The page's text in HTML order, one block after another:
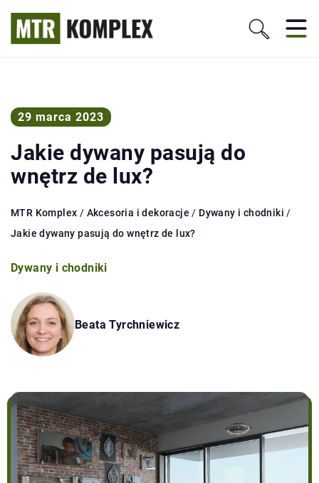
29 marca 2023
Jakie dywany pasują do
wnętrz de lux?
MTR Komplex / Akcesoria i dekoracje / Dywany i chodniki /
Jakie dywany pasują do wnętrz de lux?
Dywany i chodniki
Beata Tyrchniewicz